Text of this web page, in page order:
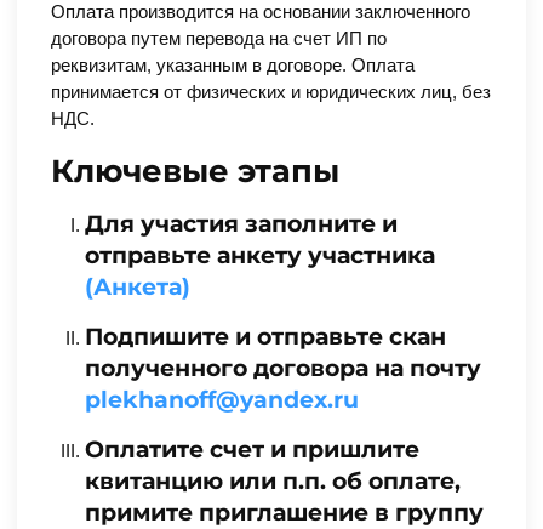
Оплата производится на основании заключенного
договора путем перевода на счет ИП по
реквизитам, указанным в договоре. Оплата
принимается от физических и юридических лиц, без
НДС.
Ключевые этапы
Для участия заполните и
отправьте анкету участника
(Анкета)
Подпишите и отправьте скан
полученного договора на почту
plekhanoff@yandex.ru
Оплатите счет и пришлите
квитанцию или п.п. об оплате,
примите приглашение в группу